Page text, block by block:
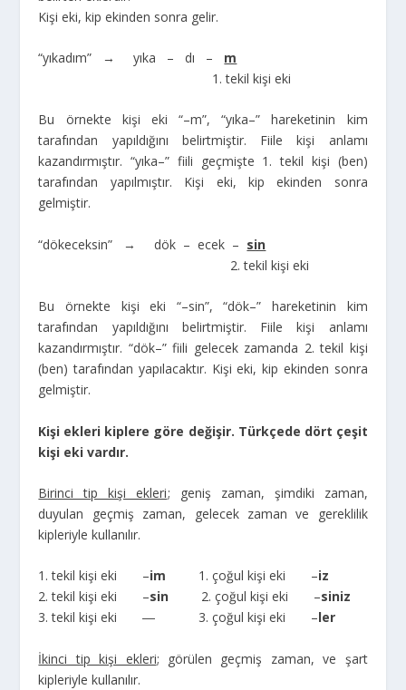
Kişi eki, kip ekinden sonra gelir.
“yıkadım” → yıka – dı – m
1. tekil kişi eki
Bu örnekte kişi eki “–m”, “yıka–” hareketinin kim
tarafından yapıldığını belirtmiştir. Fiile kişi anlamı
kazandırmıştır. “yıka–” fiili geçmişte 1. tekil kişi (ben)
tarafından yapılmıştır. Kişi eki, kip ekinden sonra
gelmiştir.
“dökeceksin” → dök – ecek – sin
2. tekil kişi eki
Bu örnekte kişi eki “–sin”, “dök–” hareketinin kim
tarafından yapıldığını belirtmiştir. Fiile kişi anlamı
kazandırmıştır. “dök–” fiili gelecek zamanda 2. tekil kişi
(ben) tarafından yapılacaktır. Kişi eki, kip ekinden sonra
gelmiştir.
Kişi ekleri kiplere göre değişir. Türkçede dört çeşit
kişi eki vardır.
Birinci tip kişi ekleri; geniş zaman, şimdiki zaman,
duyulan geçmiş zaman, gelecek zaman ve gereklilik
kipleriyle kullanılır.
1. tekil kişi eki –im 1. çoğul kişi eki –iz
2. tekil kişi eki –sin 2. çoğul kişi eki –siniz
3. tekil kişi eki ― 3. çoğul kişi eki –ler
İkinci tip kişi ekleri; görülen geçmiş zaman, ve şart
kipleriyle kullanılır.